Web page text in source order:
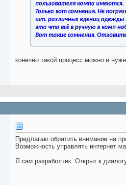
пользователя компа имеются.
Только вот сомнения. Не
шт. различных едениц одежды
это что всё в ручную в комп
Вот такие сомнения.
конечно такой процесс можно и
Предлагаю обратить внимание на
Возможность управлять интернет
Я сам разработчик. Открыт к